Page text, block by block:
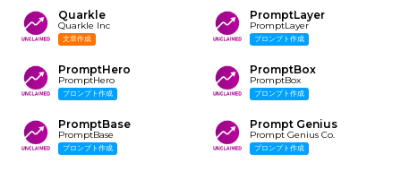
Quarkle
Quarkle Inc
文章作成
PromptLayer
PromptLayer
プロンプト作成
PromptHero
PromptHero
プロンプト作成
PromptBox
PromptBox
プロンプト作成
PromptBase
PromptBase
プロンプト作成
Prompt Genius
Prompt Genius Co.
プロンプト作成